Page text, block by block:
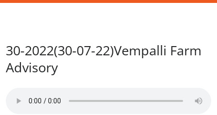
30-2022(30-07-22)Vempalli Farm
Advisory